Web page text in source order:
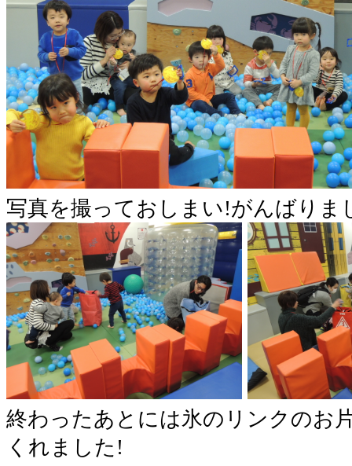
写真を撮っておしまい!がんばりま
終わったあとには氷のリンクのお
くれました!